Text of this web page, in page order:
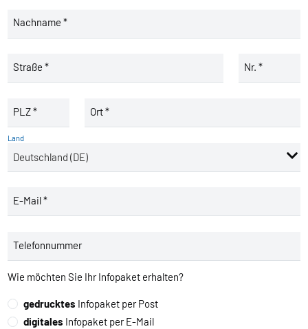
Nachname *
Straße * Nr. *
PLZ * Ort *
Land
E-Mail *
Telefonnummer
Wie möchten Sie Ihr Infopaket erhalten?
gedrucktes Infopaket per Post
digitales Infopaket per E-Mail